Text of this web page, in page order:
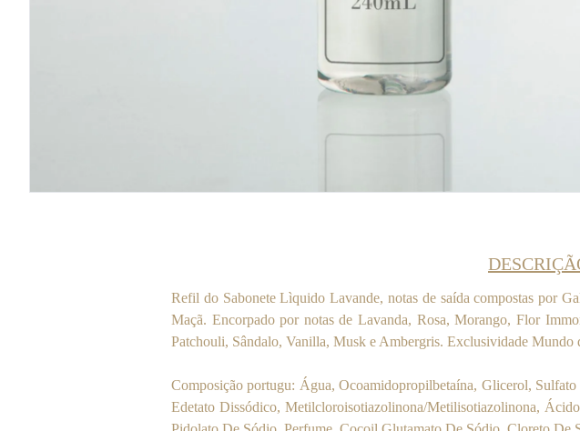
Refil do Sabonete Lìquido Lavande, notas de saída compostas por
Maçã. Encorpado por notas de Lavanda, Rosa, Morango, Flor
Patchouli, Sândalo, Vanilla, Musk e Ambergris. Exclusividade Mundo
Composição portugu: Água, Ocoamidopropilbetaína, Glicerol,
Edetato Dissódico, Metilcloroisotiazolinona/Metilisotiazolinona,